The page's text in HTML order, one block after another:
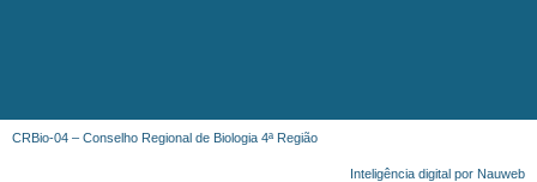
CRBio-04 – Conselho Regional de Biologia 4ª Região
Inteligência digital por Nauweb